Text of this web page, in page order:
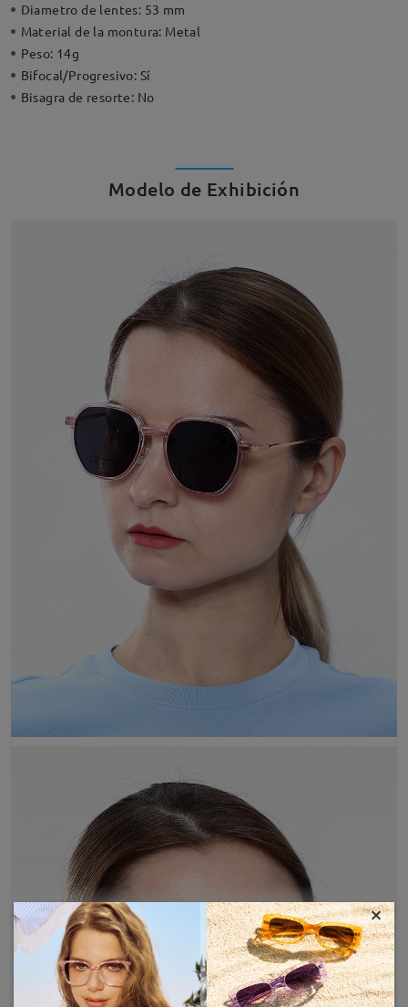
Diametro de lentes: 53 mm
Material de la montura: Metal
Peso: 14g
Bifocal/Progresivo: Sí
Bisagra de resorte: No
Modelo de Exhibición
MOSTRAR MÁS
×